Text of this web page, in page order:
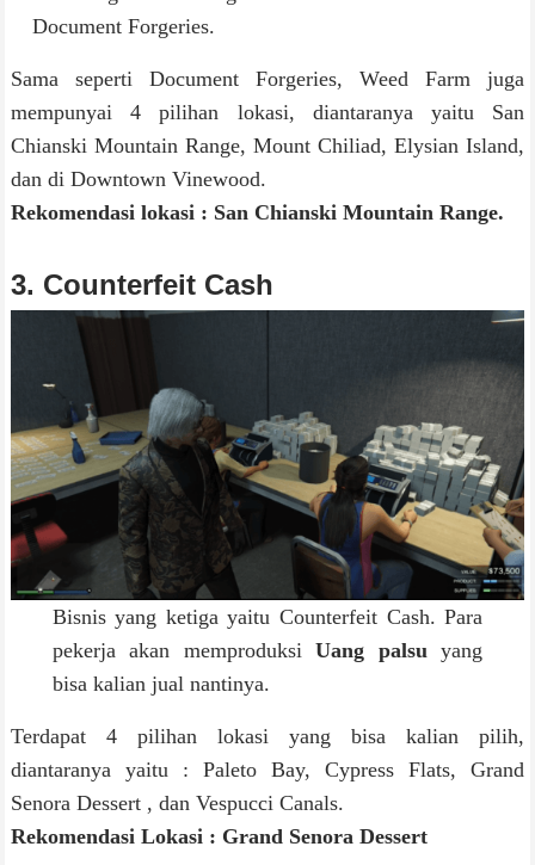
Document Forgeries.
Sama seperti Document Forgeries, Weed Farm juga
mempunyai 4 pilihan lokasi, diantaranya yaitu San
Chianski Mountain Range, Mount Chiliad, Elysian Island,
dan di Downtown Vinewood.
Rekomendasi lokasi : San Chianski Mountain Range.
3. Counterfeit Cash
Bisnis yang ketiga yaitu Counterfeit Cash. Para
pekerja akan memproduksiUang palsuyang
bisa kalian jual nantinya.
Terdapat 4 pilihan lokasi yang bisa kalian pilih,
diantaranya yaitu : Paleto Bay, Cypress Flats, Grand
Senora Dessert , dan Vespucci Canals.
Rekomendasi Lokasi : Grand Senora Dessert